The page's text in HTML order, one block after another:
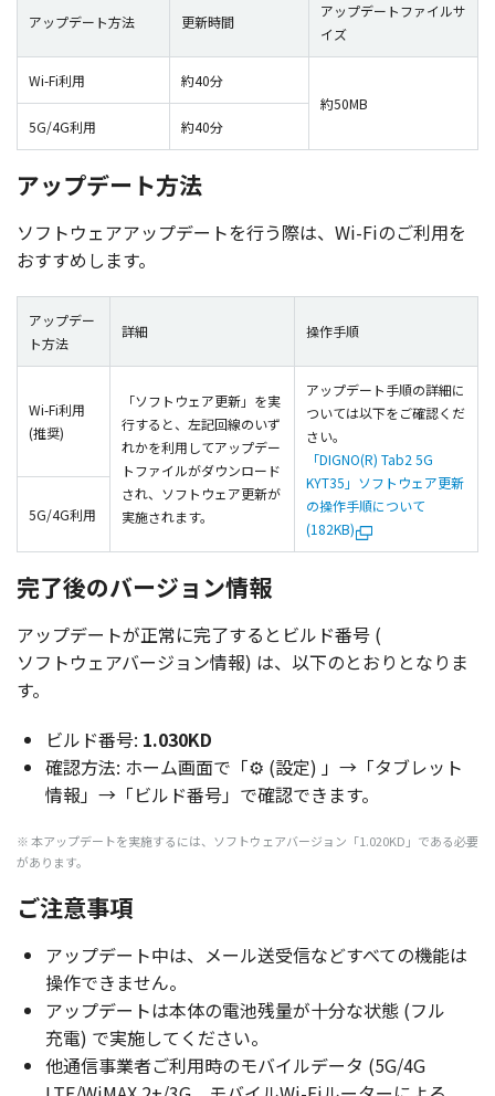
アップデート方法 更新時間
アップデートファイルサ
イズ
Wi-Fi利用
約40分
約50MB
5G/4G利用
約40分
アップデート方法
ソフトウェアアップデートを行う際は、Wi-Fiのご利用を
おすすめします。
アップデー
ト方法
詳細 操作手順
Wi-Fi利用
(推奨)
「ソフトウェア更新」を実
行すると、左記回線のいず
れかを利用してアップデー
トファイルがダウンロード
され、ソフトウェア更新が
実施されます。
アップデート手順の詳細に
ついては以下をご確認くだ
さい。
「DIGNO(R) Tab2 5G
KYT35」ソフトウェア更新
の操作手順について
(182KB)
5G/4G利用
完了後のバージョン情報
アップデートが正常に完了すると ビルド番号 (
ソフトウェアバージョン情報) は、 以下のとおりとなりま
す。
ビルド番号: 1.030KD
確認方法: ホーム画面で「⚙ (設定) 」→「タブレット
情報」→「ビルド番号」で確認できます。
※ 本アップデートを実施するには、ソフトウェアバージョン「1.020KD」である必要
があります。
ご注意事項
アップデート中は、 メール送受信などすべての機能は
操作できません。
アップデートは本体の電池残量が十分な状態(フル
充電) で実施してください。
他通信事業者ご利用時のモバイルデータ (5G/4G